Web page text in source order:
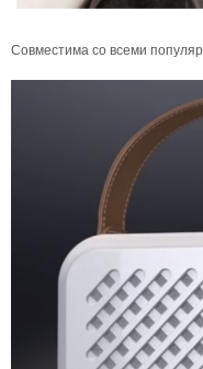
Совместима со всеми